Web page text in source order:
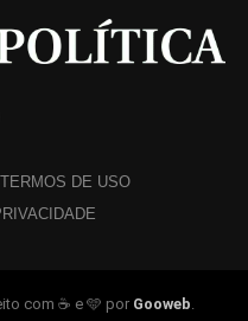
TERMOS DE USO
com ☕ e 🩵 por Gooweb.